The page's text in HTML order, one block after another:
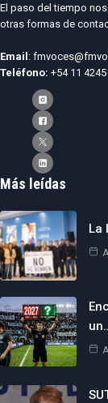
El paso del tiempo
otras formas de
Email:
Teléfono: +54 11
Más leídas
La